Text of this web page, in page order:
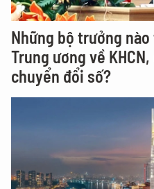
Những bộ trưởng
Trung ương về
chuyển đổi số?